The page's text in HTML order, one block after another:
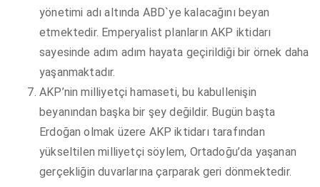
yönetimi adı altında ABD`ye kalacağını beyan
etmektedir. Emperyalist planların AKP iktidarı
sayesinde adım adım hayata geçirildiği bir örnek daha
yaşanmaktadır.
AKP’nin milliyetçi hamaseti, bu kabullenişin
beyanından başka bir şey değildir. Bugün başta
Erdoğan olmak üzere AKP iktidarı tarafından
yükseltilen milliyetçi söylem, Ortadoğu’da yaşanan
gerçekliğin duvarlarına çarparak geri dönmektedir.